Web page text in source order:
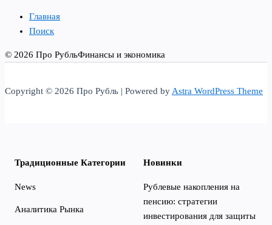
Главная
Поиск
© 2026 Про РубльФинансы и экономика
Copyright © 2026 Про Рубль | Powered by Astra WordPress Theme
Традиционные Категории
News
Аналитика Рынка
Новинки
Рублевые накопления на
пенсию: стратегии
инвестирования для защиты